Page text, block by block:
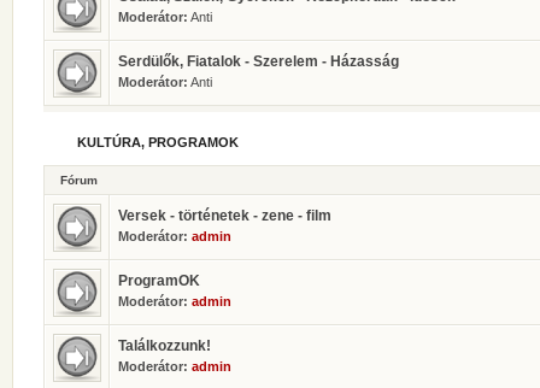
Moderátor: Anti
Serdülők, Fiatalok - Szerelem - Házasság
Moderátor: Anti
KULTÚRA, PROGRAMOK
Fórum
Versek - történetek - zene - film
Moderátor: admin
ProgramOK
Moderátor: admin
Találkozzunk!
Moderátor: admin